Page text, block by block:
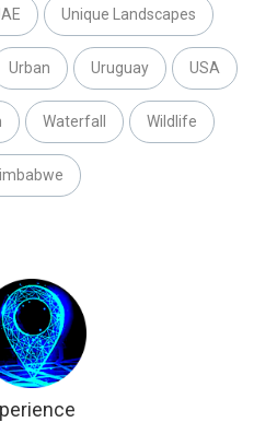
Unique Landscapes
Urban Uruguay USA
Waterfall Wildlife